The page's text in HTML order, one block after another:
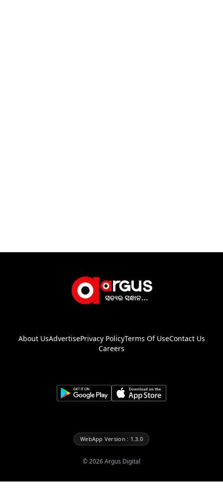
About UsAdvertisePrivacy PolicyTerms Of UseContact Us
Careers
WebApp Version : 1.3.0
©2026Argus Digital